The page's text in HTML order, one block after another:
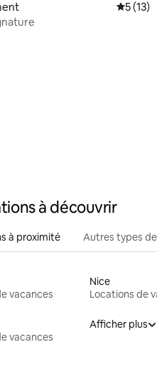
5 (13)
à découvrir
à proximité Autres types
vacances
Nice
Locations de
vacances
Afficher plus